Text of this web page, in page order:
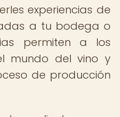
experiencias de
a tu bodega o
permiten a los
mundo del vino y
de producción